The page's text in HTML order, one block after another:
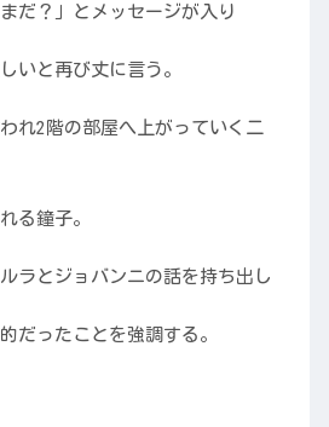
だ？」とメッセージが入り
いと再び丈に言う。
れ2階の部屋へ上がっていく二
る鐘子。
ラとジョバンニの話を持ち出し
だったことを強調する。